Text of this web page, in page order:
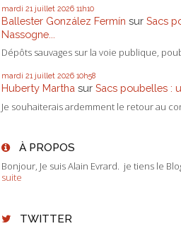
mardi 21 juillet 2026 11h10
Ballester González Fermín sur Sacs
Nassogne...
Dépôts sauvages sur la voie publique,
mardi 21 juillet 2026 10h58
Huberty Martha sur Sacs poubelles :
Je souhaiterais ardemment le retour au
À PROPOS
Bonjour, Je suis Alain Evrard. je tiens le
suite
TWITTER